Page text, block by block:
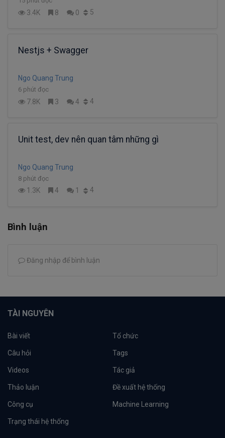
3.4K 8 0 5
Nestjs + Swagger
Ngo Quang Trung
6 phút đọc
7.8K 3 4 4
Unit test, dev nên quan tâm những gì
Ngo Quang Trung
8 phút đọc
1.3K 4 1 4
Bình luận
Đăng nhập để bình luận
TÀI NGUYÊN
Bài viết Tổ chức
Câu hỏi Tags
Videos Tác giả
Thảo luận Đề xuất hệ thống
Công cụ Machine Learning
Trạng thái hệ thống